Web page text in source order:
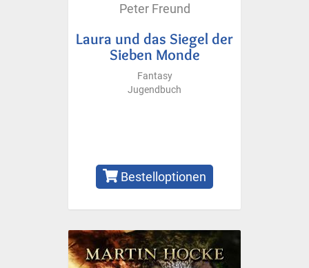
Peter Freund
Laura und das Siegel der
Sieben Monde
Fantasy
Jugendbuch
Bestelloptionen